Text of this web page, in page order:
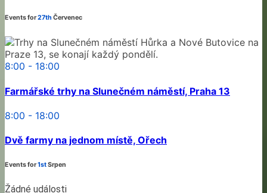
Events for27th Červenec
8:00 - 18:00
Farmářské trhy na Slunečném náměstí, Praha 13
8:00 - 18:00
Dvě farmy na jednom místě, Ořech
Events for1stSrpen
Žádné události